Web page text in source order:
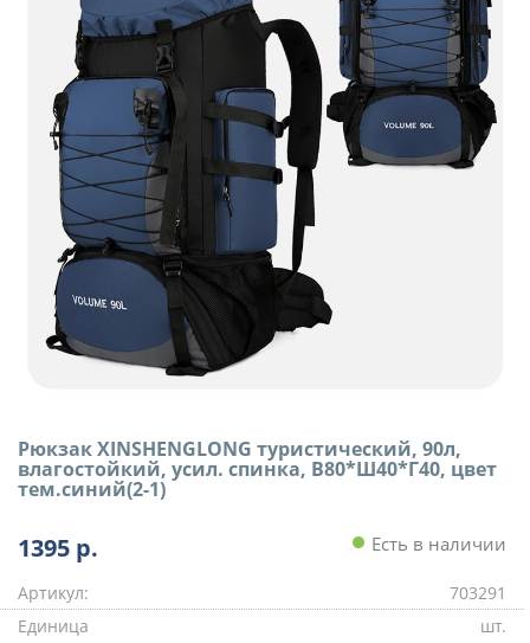
Рюкзак XINSHENGLONG туристический, 90л,
влагостойкий, усил. спинка, В80*Ш40*Г40, цвет
тем.синий(2-1)
1395 р. Есть в наличии
Артикул:
703291
Единица
шт.